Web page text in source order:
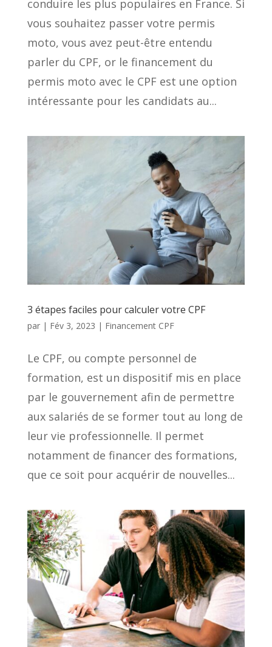
conduire les plus populaires en France. Si
vous souhaitez passer votre permis
moto, vous avez peut-être entendu
parler du CPF, or le financement du
permis moto avec le CPF est une option
intéressante pour les candidats au...
3 étapes faciles pour calculer votre CPF
par | Fév 3, 2023 | Financement CPF
Le CPF, ou compte personnel de
formation, est un dispositif mis en place
par le gouvernement afin de permettre
aux salariés de se former tout au long de
leur vie professionnelle. Il permet
notamment de financer des formations,
que ce soit pour acquérir de nouvelles...